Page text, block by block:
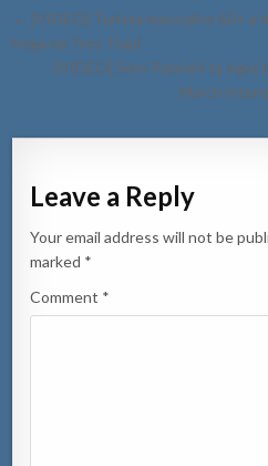
Post
navigation
← [VIDEO] Turista masculino 60+ a
hoga na Tres Trapi
[VIDEO] Sero Patrishi ta sigui
March
Leave a Reply
Your email address will not be
marked *
Comment *